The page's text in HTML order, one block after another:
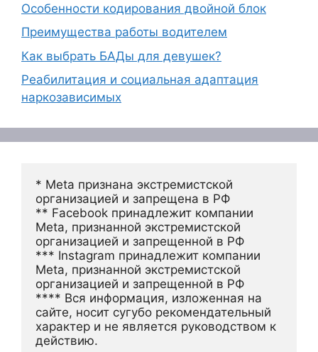
Особенности кодирования двойной блок
Преимущества работы водителем
Как выбрать БАДы для девушек?
Реабилитация и социальная адаптация
наркозависимых
* Meta признана экстремистской
организацией и запрещена в РФ
** Facebook принадлежит компании
Meta, признанной экстремистской
организацией и запрещенной в РФ
*** Instagram принадлежит компании
Meta, признанной экстремистской
организацией и запрещенной в РФ
**** Вся информация, изложенная на
сайте, носит сугубо рекомендательный
характер и не является руководством к
действию.